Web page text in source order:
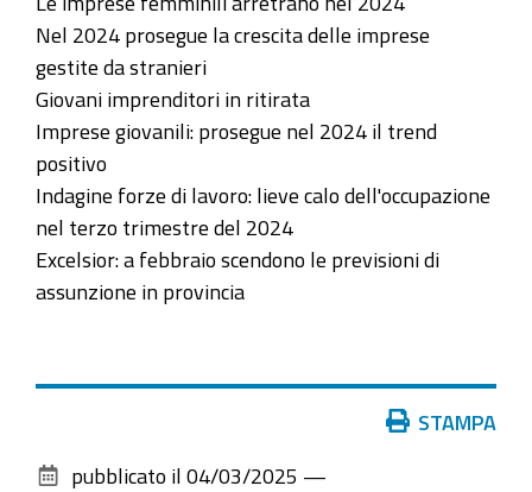
Nel 2024 prosegue la crescita delle imprese
gestite da stranieri
Giovani imprenditori in ritirata
Imprese giovanili: prosegue nel 2024 il trend
positivo
Indagine forze di lavoro: lieve calo dell'occupazione
nel terzo trimestre del 2024
Excelsior: a febbraio scendono le previsioni di
assunzione in provincia
documento
STAMPA
pubblicato il 04/03/2025 —